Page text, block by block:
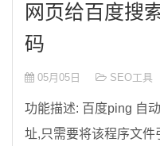
网页给百度搜
码
05月05日 SEO工具
功能描述: 百度ping 自
址,只需要将该程序文